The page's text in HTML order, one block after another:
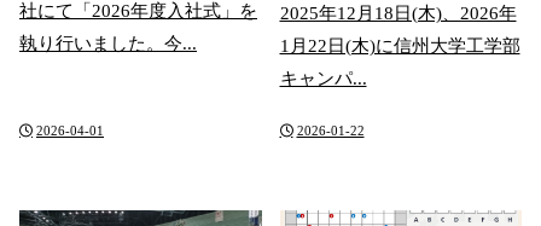
社にて「2026年度入社式」を
執り行いました。今...
2026-04-01
2025年12月18日(木)、2026年
1月22日(木)に信州大学工学部
キャンパ...
2026-01-22